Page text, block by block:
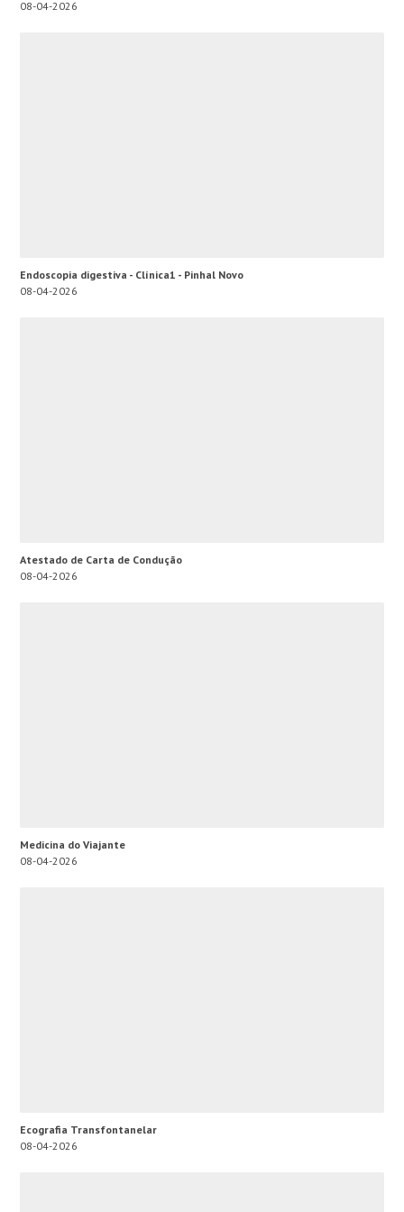
08-04-2026
Endoscopia digestiva - Clínica1 - Pinhal Novo
08-04-2026
Atestado de Carta de Condução
08-04-2026
Medicina do Viajante
08-04-2026
Ecografia Transfontanelar
08-04-2026